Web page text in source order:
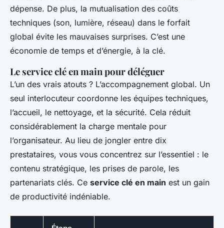
dépense. De plus, la mutualisation des coûts
techniques (son, lumière, réseau) dans le forfait
global évite les mauvaises surprises. C’est une
économie de temps et d’énergie, à la clé.
Le service clé en main pour déléguer
L’un des vrais atouts ? L’accompagnement global. Un
seul interlocuteur coordonne les équipes techniques,
l’accueil, le nettoyage, et la sécurité. Cela réduit
considérablement la charge mentale pour
l’organisateur. Au lieu de jongler entre dix
prestataires, vous vous concentrez sur l’essentiel : le
contenu stratégique, les prises de parole, les
partenariats clés. Ce service clé en main est un gain
de productivité indéniable.